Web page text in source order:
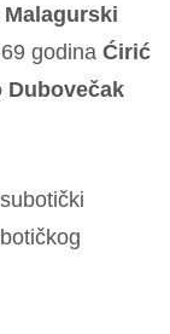
Malagurski
69 godinaĆirić
Dubovečak